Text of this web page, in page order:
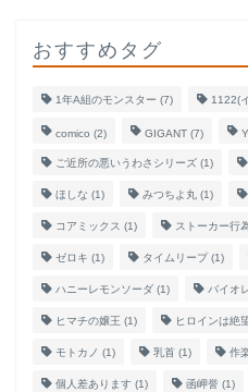
おすすめタグ
1年A組のモンスター (7) 1122(
comico (2) GIGANT (7)
ご近所の悪いうわさシリーズ (1)
ほしな (1) みつちよ丸 (1)
コアミックス (1) ストーカー行
ゼロキ (1) タイムリープ(1)
ハニーレモンソーダ (1) バイオ
ヒマチの嬢王 (1) ヒロインは絶
モトカノ (1) 乳首 (1) 作
個人差あります (1) 函岬誉 (1)